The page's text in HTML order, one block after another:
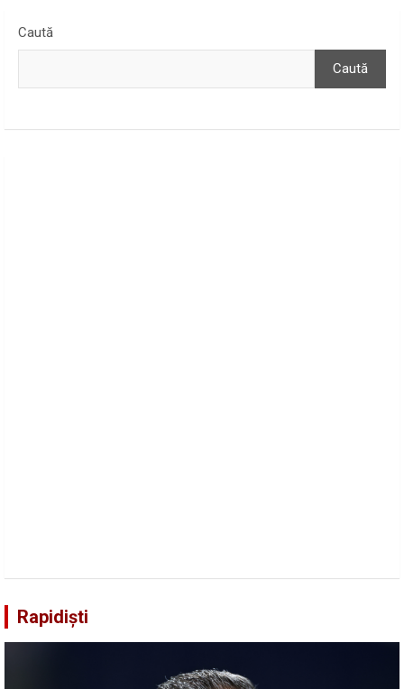
Caută
Caută
Rapidiști